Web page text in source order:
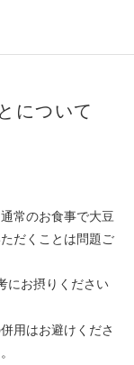
について
常のお食事で大豆
だくことは問題ご
にお摂りください
用はお避けくださ